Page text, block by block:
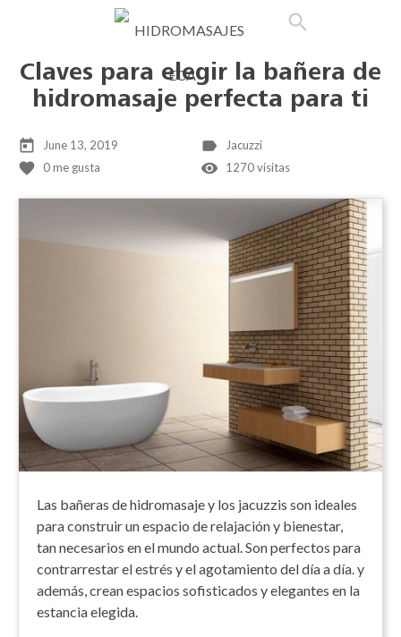
search
Claves para elegir la bañera de
hidromasaje perfecta para ti
today June 13, 2019 label Jacuzzi
favorite 0me gusta remove_red_eye 1270 visitas
Las bañeras de hidromasaje y los jacuzzis son ideales
para construir un espacio de relajación y bienestar,
tan necesarios en el mundo actual. Son perfectos para
contrarrestar el estrés y el agotamiento del día a día. y
además, crean espacios sofisticados y elegantes en la
estancia elegida.